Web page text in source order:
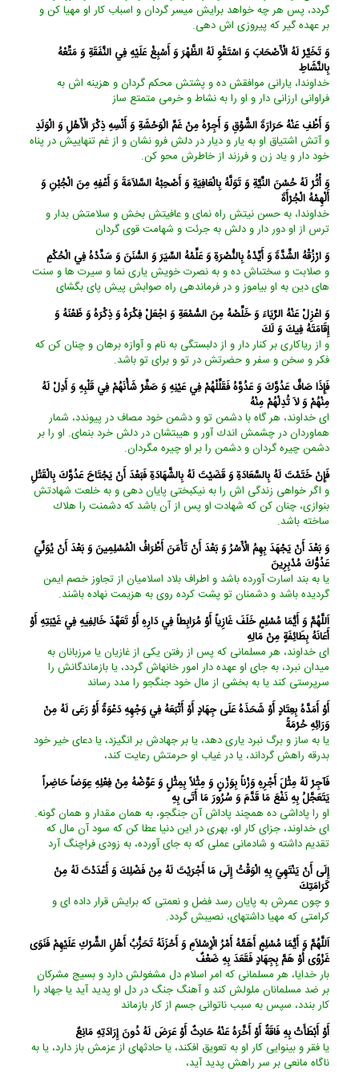
گردد، پس هر چه خواهد برايش ميسر گردان و اسباب كار او مهيا كن و
بر عهده گير كه پيروزى ‏اش دهى.
وَ تَخَيَّرْ لَهُ الْأَصْحَابَ وَ اسْتَقْوِ لَهُ الظَّهْرَ وَ أَسْبِغْ عَلَيْهِ فِي النَّفَقَةِ وَ مَتِّعْهُ
بِالنَّشَاطِ
خداوندا، يارانى موافقش ده و پشتش محكم گردان و هزينه ‏اش به
فراوانى ارزانى دار و او را به نشاط و خرمى متمتع ساز
وَ أَطْفِ عَنْهُ حَرَارَةَ الشَّوْقِ وَ أَجِرْهُ مِنْ غَمِّ الْوَحْشَةِ وَ أَنْسِهِ ذِكْرَ الْأَهْلِ وَ الْوَلَدِ
و آتش اشتياق او به يار و ديار در دلش فرو نشان و از غم تنهاييش در پناه
خود دار و ياد زن و فرزند از خاطرش محو كن.
وَ أْثُرْ لَهُ حُسْنَ النِّيَّةِ وَ تَوَلَّهُ بِالْعَافِيَةِ وَ أَصْحِبْهُ السَّلاَمَةَ وَ أَعْفِهِ مِنَ الْجُبْنِ وَ
أَلْهِمْهُ الْجُرْأَةَ
خداوندا، به حسن نيتش راه نماى و عافيتش بخش و سلامتش بدار و
ترس از او دور دار و دلش به جرئت و شهامت قوى گردان‏
وَ ارْزُقْهُ الشِّدَّةَ وَ أَيِّدْهُ بِالنُّصْرَةِ وَ عَلِّمْهُ السِّيَرَ وَ السُّنَنَ وَ سَدِّدْهُ فِي الْحُكْمِ‏
و صلابت و سختى‏اش ده و به نصرت خويش يارى نما و سيرت ها و سنت
هاى دين به او بياموز و در فرماندهى راه صوابش پيش پاى بگشاى‏
وَ اعْزِلْ عَنْهُ الرِّيَاءَ وَ خَلِّصْهُ مِنَ السُّمْعَةِ وَ اجْعَلْ فِكْرَهُ وَ ذِكْرَهُ وَ ظَعْنَهُ وَ
إِقَامَتَهُ فِيكَ وَ لَكَ‏
و از رياكارى بر كنار دار و از دلبستگى به نام و آوازه برهان و چنان كن كه
فكر و سخن و سفر و حضرتش در تو و براى تو باشد.
فَإِذَا صَافَّ عَدُوَّكَ وَ عَدُوَّهُ فَقَلِّلْهُمْ فِي عَيْنِهِ وَ صَغِّرْ شَأْنَهُمْ فِي قَلْبِهِ وَ أَدِلْ لَهُ
مِنْهُمْ وَ لاَ تُدِلْهُمْ مِنْهُ‏
اى خداوند، هر گاه با دشمن تو و دشمن خود مصاف در پيوندد، شمار
هماوردان در چشمش اندك آور و هيبتشان در دلش خرد بنماى. او را بر
دشمن چيره گردان و دشمن را بر او چيره مگردان.
فَإِنْ خَتَمْتَ لَهُ بِالسَّعَادَةِ وَ قَضَيْتَ لَهُ بِالشَّهَادَةِ فَبَعْدَ أَنْ يَجْتَاحَ عَدُوَّكَ بِالْقَتْلِ‏
و اگر خواهى زندگى ‏اش را به نيكبختى پايان دهى و به خلعت شهادتش
بنوازى، چنان كن كه شهادت او پس از آن باشد كه دشمنت را هلاك
ساخته باشد.
وَ بَعْدَ أَنْ يَجْهَدَ بِهِمُ الْأَسْرُ وَ بَعْدَ أَنْ تَأْمَنَ أَطْرَافُ الْمُسْلِمِينَ وَ بَعْدَ أَنْ يُوَلِّيَ
عَدُوُّكَ مُدْبِرِينَ‏
يا به بند اسارت آورده باشد و اطراف بلاد اسلاميان از تجاوز خصم ايمن
گرديده باشد و دشمنان تو پشت كرده روى به هزيمت نهاده باشند.
اَللَّهُمَّ وَ أَيُّمَا مُسْلِمٍ خَلَفَ غَازِياً أَوْ مُرَابِطاً فِي دَارِهِ أَوْ تَعَهَّدَ خَالِفِيهِ فِي غَيْبَتِهِ أَوْ
أَعَانَهُ بِطَائِفَةٍ مِنْ مَالِهِ‏
اى خداوند، هر مسلمانى كه پس از رفتن يكى از غازيان يا مرزبانان به
ميدان نبرد، به جاى او عهده ‏دار امور خانه‏اش گردد، يا بازماندگانش را
سرپرستى كند يا به بخشى از مال خود جنگجو را مدد رساند
أَوْ أَمَدَّهُ بِعِتَادٍ أَوْ شَحَذَهُ عَلَى جِهَادٍ أَوْ أَتْبَعَهُ فِي وَجْهِهِ دَعْوَةً أَوْ رَعَى لَهُ مِنْ
وَرَائِهِ حُرْمَةً
يا به ساز و برگ نبرد يارى دهد، يا بر جهادش بر انگيزد، يا دعاى خير خود
بدرقه راهش گرداند، يا در غياب او حرمتش رعايت كند،
فَآجِرْ لَهُ مِثْلَ أَجْرِهِ وَزْناً بِوَزْنٍ وَ مِثْلاً بِمِثْلٍ وَ عَوِّضْهُ مِنْ فِعْلِهِ عِوَضاً حَاضِراً
يَتَعَجَّلُ بِهِ نَفْعَ مَا قَدَّمَ وَ سُرُورَ مَا أَتَى بِهِ‏
او را پاداشى ده همچند پاداش آن جنگجو، به همان مقدار و همان گونه.
اى خداوند، جزاى كار او، بهرى در اين دنيا عطا كن كه سود آن مال كه
تقديم داشته و شادمانى عملى كه به جاى آورده، به زودى فراچنگ آرد
إِلَى أَنْ يَنْتَهِيَ بِهِ الْوَقْتُ إِلَى مَا أَجْرَيْتَ لَهُ مِنْ فَضْلِكَ وَ أَعْدَدْتَ لَهُ مِنْ
كَرَامَتِكَ‏
و چون عمرش به پايان رسد فضل و نعمتى كه برايش قرار داده‏ اى و
كرامتى كه مهيا داشته‏اى، نصيبش گردد.
اَللَّهُمَّ وَ أَيُّمَا مُسْلِمٍ أَهَمَّهُ أَمْرُ الْإِسْلاَمِ وَ أَحْزَنَهُ تَحَزُّبُ أَهْلِ الشِّرْكِ عَلَيْهِمْ فَنَوَى
غَزْوًى أَوْ هَمَّ بِجِهَادٍ فَقَعَدَ بِهِ ضَعْفٌ‏
بار خدايا، هر مسلمانى كه امر اسلام دل مشغولش دارد و بسيج مشركان
بر ضد مسلمانان ملولش كند و آهنگ جنگ در دل او پديد آيد يا جهاد را
كار بندد، سپس به سبب ناتوانى جسم از كار بازماند
أَوْ أَبْطَأَتْ بِهِ فَاقَةٌ أَوْ أَخَّرَهُ عَنْهُ حَادِثٌ أَوْ عَرَضَ لَهُ دُونَ إِرَادَتِهِ مَانِعٌ‏
يا فقر و بينوايى كار او به تعويق افكند، يا حادثه‏اى از عزمش باز دارد، يا به
ناگاه مانعى بر سر راهش پديد آيد،